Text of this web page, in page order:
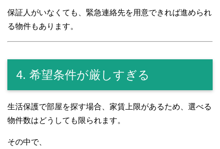
保証人がいなくても、緊急連絡先を用意できれば進められ
る物件もあります。
4. 希望条件が厳しすぎる
生活保護で部屋を探す場合、家賃上限があるため、選べる
物件数はどうしても限られます。
その中で、